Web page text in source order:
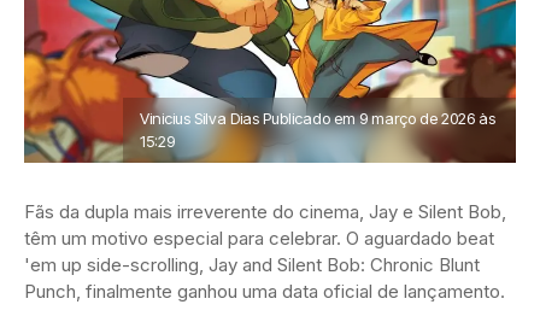
Vinicius Silva Dias Publicado em 9 março de 2026 às
15:29
Fãs da dupla mais irreverente do cinema, Jay e Silent Bob,
têm um motivo especial para celebrar. O aguardado beat
'em up side-scrolling, Jay and Silent Bob: Chronic Blunt
Punch, finalmente ganhou uma data oficial de lançamento.